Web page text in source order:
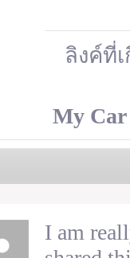
ลิงค์ที่
My
I am